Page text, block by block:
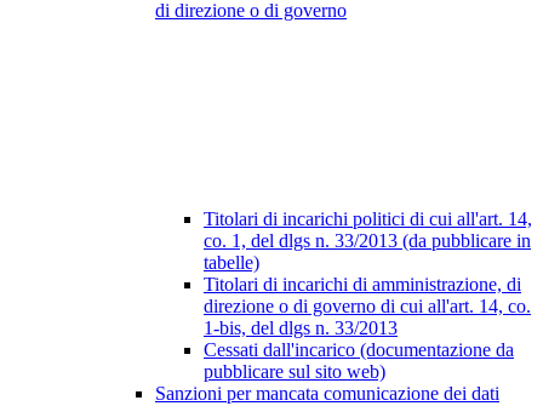
di direzione o di governo
Titolari di incarichi politici di cui all'art. 14,
co. 1, del dlgs n. 33/2013 (da pubblicare in
tabelle)
Titolari di incarichi di amministrazione, di
direzione o di governo di cui all'art. 14, co.
1-bis, del dlgs n. 33/2013
Cessati dall'incarico (documentazione da
pubblicare sul sito web)
Sanzioni per mancata comunicazione dei dati